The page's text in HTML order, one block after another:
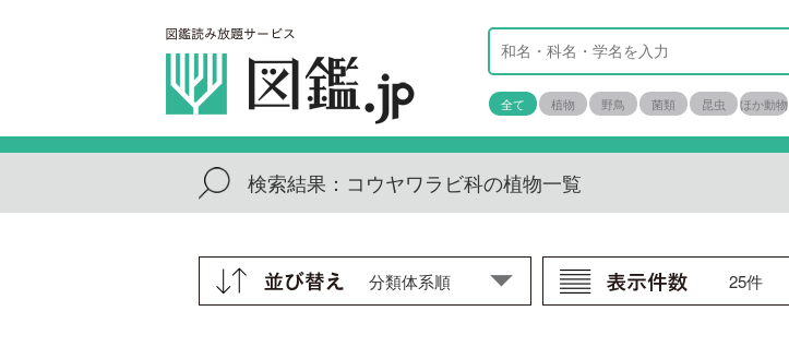
全て 植物 野鳥 菌類 昆虫 ほか動物
検索結果： コウヤワラビ科の植物一覧